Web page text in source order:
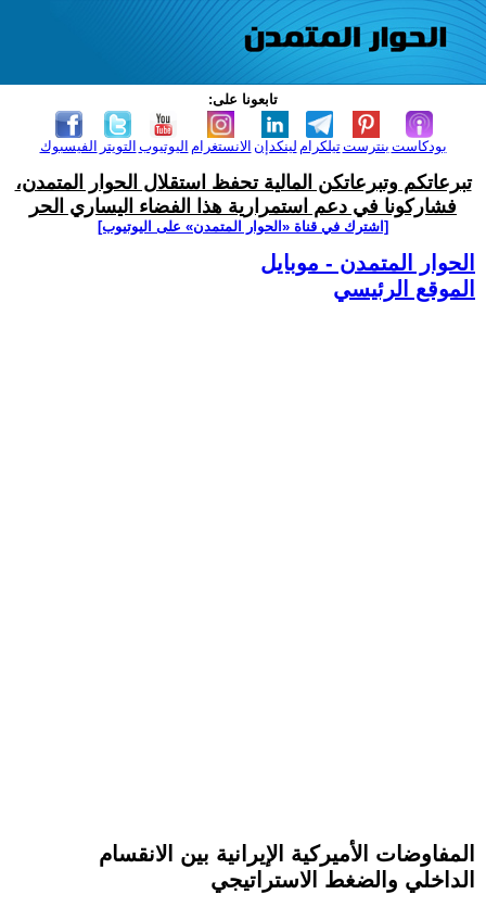
تابعونا على:
الفيسبوك التويتر اليوتيوب الانستغرام لينكدإن تيلكرامبنترست بودكاست
تبرعاتكم وتبرعاتكن المالية تحفظ استقلال الحوار المتمدن،
فشاركونا في دعم استمرارية هذا الفضاء اليساري الحر
[اشترك في قناة ‫«الحوار المتمدن» على اليوتيوب]
الحوار المتمدن - موبايل
الموقع الرئيسي
المفاوضات الأميركية الإيرانية بين الانقسام
الداخلي والضغط الاستراتيجي